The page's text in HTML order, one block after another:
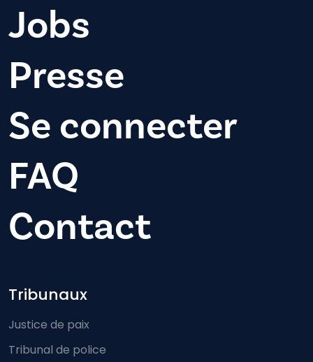
Jobs
Presse
Se connecter
FAQ
Contact
Footer-menu
Tribunaux
Justice de paix
Tribunal de police